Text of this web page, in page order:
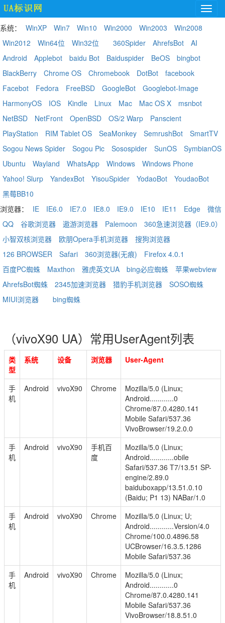
系统： WinXP Win7 Win10 Win2000 Win2003
Win2008
Win2012
Win64位 Win32位 360Spider AhrefsBot
AI
Android
Applebot baidu Bot Baiduspider BeOS
bingbot
BlackBerry
Chrome OS Chromebook DotBot
facebook
Facebot
Fedora FreeBSD GoogleBot
Googlebot-Image
HarmonyOS
IOS Kindle Linux Mac Mac OS X
msnbot
NetBSD
NetFront OpenBSD OS/2 Warp
Panscient
PlayStation
RIM Tablet OS SeaMonkey SemrushBot
SmartTV
Sogou News Spider
Sogou Pic Sosospider SunOS
SymbianOS
Ubuntu
Wayland WhatsApp Windows
Windows Phone
Yahoo! Slurp
YandexBot YisouSpider YodaoBot
YoudaoBot
黑莓BB10
浏览器：
IE IE6.0 IE7.0 IE8.0 IE9.0 IE10 IE11 Edge
微信
QQ
谷歌浏览器 遨游浏览器 Palemoon
360急速浏览器（IE9.0）
小智双核浏览器
欧朋Opera手机浏览器
搜狗浏览器
126 BROWSER
Safari 360浏览器(无痕)
Firefox 4.0.1
百度PC蜘蛛
Maxthon 雅虎英文UA bing必应蜘蛛
苹果webview
AhrefsBot蜘蛛
2345加速浏览器 猎豹手机浏览器
SOSO蜘蛛
MIUI浏览器
bing蜘蛛
（vivoX90 UA）常用UserAgent列表
类
型
系统 设备 浏览器 User-Agent
手
机
Android vivoX90 Chrome
Mozilla/5.0 (Linux;
Android............0
Chrome/87.0.4280.141
Mobile Safari/537.36
VivoBrowser/19.2.0.0
手
机
Android vivoX90
手机百
度
Mozilla/5.0 (Linux;
Android............obile
Safari/537.36 T7/13.51 SP-
engine/2.89.0
baiduboxapp/13.51.0.10
(Baidu; P1 13) NABar/1.0
手
机
Android vivoX90 Chrome
Mozilla/5.0 (Linux; U;
Android............Version/4.0
Chrome/100.0.4896.58
UCBrowser/16.3.5.1286
Mobile Safari/537.36
手
机
Android vivoX90 Chrome
Mozilla/5.0 (Linux;
Android............0
Chrome/87.0.4280.141
Mobile Safari/537.36
VivoBrowser/18.8.51.0